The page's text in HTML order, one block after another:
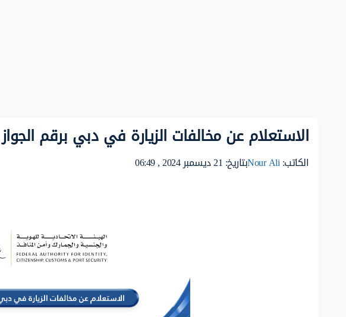
الاستعلام عن مخالفات الزيارة في دبي برقم الجواز
الكاتب:Nour Aliبتاريخ: 21 ديسمبر 2024 , 06:49